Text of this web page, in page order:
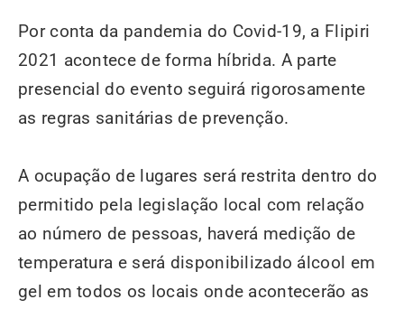
Por conta da pandemia do Covid-19, a Flipiri
2021 acontece de forma híbrida. A parte
presencial do evento seguirá rigorosamente
as regras sanitárias de prevenção.
A ocupação de lugares será restrita dentro do
permitido pela legislação local com relação
ao número de pessoas, haverá medição de
temperatura e será disponibilizado álcool em
gel em todos os locais onde acontecerão as